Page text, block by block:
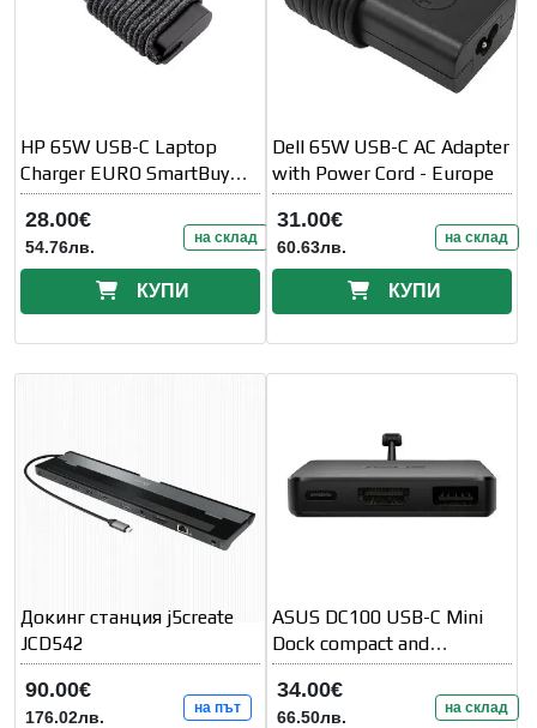
HP 65W USB-C Laptop
Charger EURO SmartBuy
(EU)
28.00€
54.76лв. на склад
КУПИ
Dell 65W USB-C AC Adapter
with Power Cord - Europe
31.00€
60.63лв. на склад
КУПИ
Докинг станция j5create
JCD542
90.00€
176.02лв. на път
ASUS DC100 USB-C Mini
Dock compact and
lightweight
34.00€
66.50лв. на склад